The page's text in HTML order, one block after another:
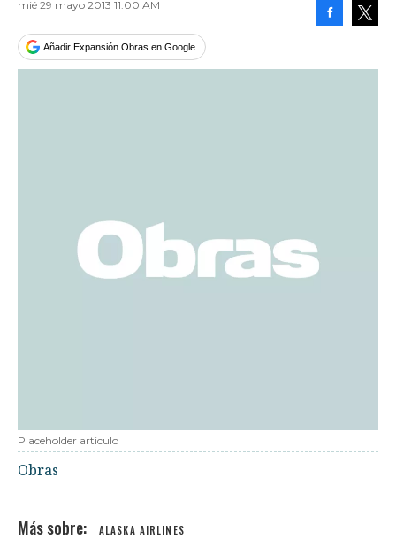
mié 29 mayo 2013 11:00 AM
Añadir Expansión Obras en Google
Placeholder articulo
Obras
ALASKA AIRLINES